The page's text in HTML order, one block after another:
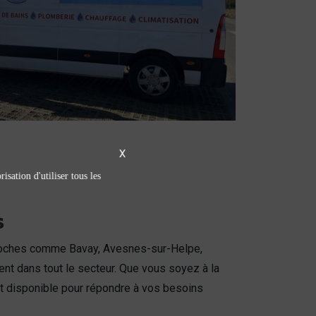
comme Bavay, Avesnes-sur-Helpe,
dans tout le secteur. Que vous soyez à la
disponible pour répondre à vos besoins
X
d'utiliser tous les